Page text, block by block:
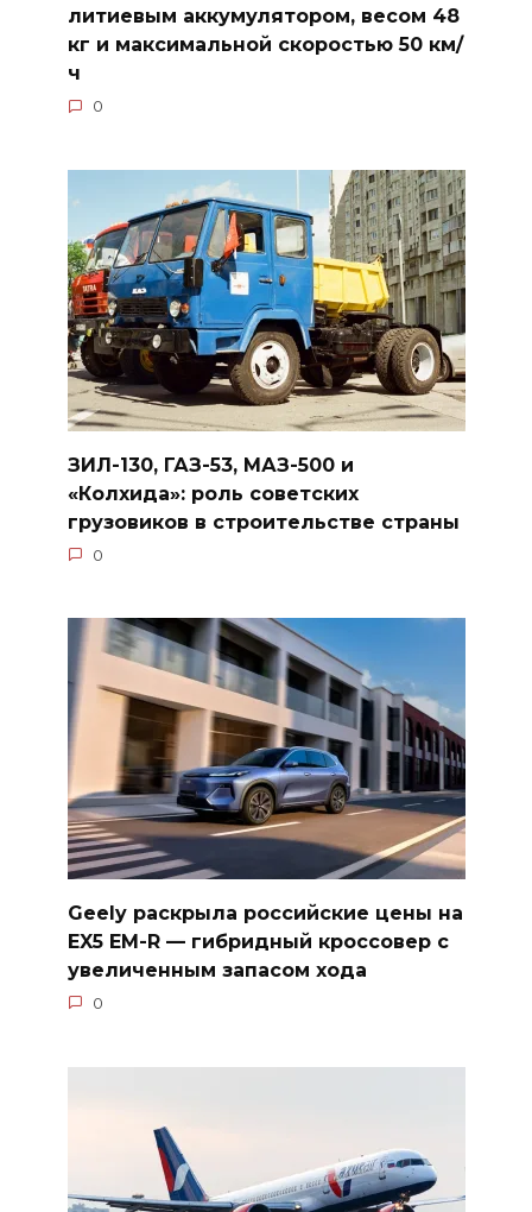
литиевым аккумулятором, весом 48
кг и максимальной скоростью 50 км/
ч
0
ЗИЛ-130, ГАЗ-53, МАЗ-500 и
«Колхида»: роль советских
грузовиков в строительстве страны
0
Geely раскрыла российские цены на
EX5 EM-R — гибридный кроссовер с
увеличенным запасом хода
0